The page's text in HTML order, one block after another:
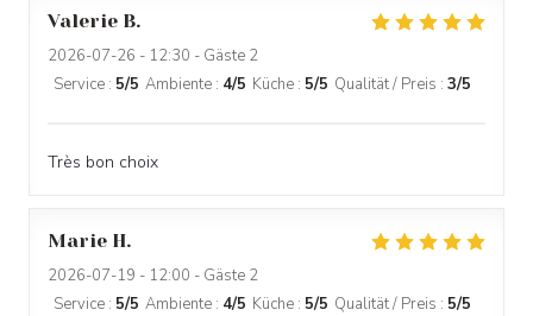
Valerie B
2026-07-26 - 12:30 - Gäste 2
Service : 5/5 Ambiente : 4/5 Küche : 5/5 Qualität / Preis : 3/5
Très bon choix
Marie H
2026-07-19 - 12:00 - Gäste 2
Service : 5/5 Ambiente : 4/5 Küche : 5/5 Qualität / Preis : 5/5